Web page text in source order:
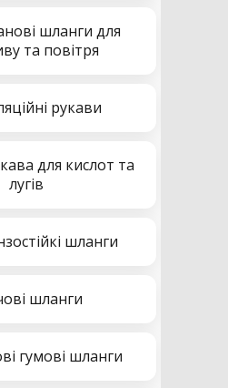
шланги для
та повітря
рукави
для кислот та
лугів
шланги
шланги
гумові шланги